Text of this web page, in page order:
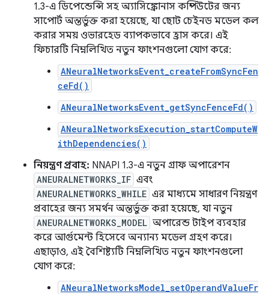
1.3-এ ডিপেন্ডেন্সি সহ অ্যাসিঙ্ক্রোনাস কম্পিউটের জন্য
সাপোর্ট অন্তর্ভুক্ত করা হয়েছে, যা ছোট চেইনড মডেল কল
করার সময় ওভারহেড ব্যাপকভাবে হ্রাস করে। এই
ফিচারটি নিম্নলিখিত নতুন ফাংশনগুলো যোগ করে:
ANeuralNetworksEvent_createFromSyncFen
ceFd()
ANeuralNetworksEvent_getSyncFenceFd()
ANeuralNetworksExecution_startComputeW
ithDependencies()
নিয়ন্ত্রণ প্রবাহ: NNAPI 1.3-এ নতুন গ্রাফ অপারেশন
ANEURALNETWORKS_IF এবং
ANEURALNETWORKS_WHILE এর মাধ্যমে সাধারণ নিয়ন্ত্রণ
প্রবাহের জন্য সমর্থন অন্তর্ভুক্ত করা হয়েছে, যা নতুন
ANEURALNETWORKS_MODEL অপারেন্ড টাইপ ব্যবহার
করে আর্গুমেন্ট হিসেবে অন্যান্য মডেল গ্রহণ করে।
এছাড়াও, এই বৈশিষ্ট্যটি নিম্নলিখিত নতুন ফাংশনগুলো
যোগ করে:
ANeuralNetworksModel_setOperandValueFr